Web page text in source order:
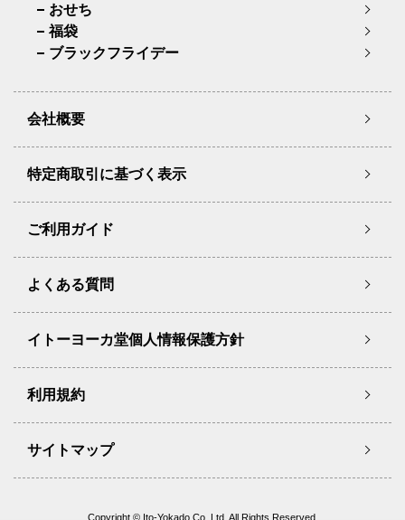
おせち
福袋
ブラックフライデー
会社概要
特定商取引に基づく表示
ご利用ガイド
よくある質問
イトーヨーカ堂個人情報保護方針
利用規約
サイトマップ
Copyright © Ito-Yokado Co.,Ltd. All Rights Reserved.